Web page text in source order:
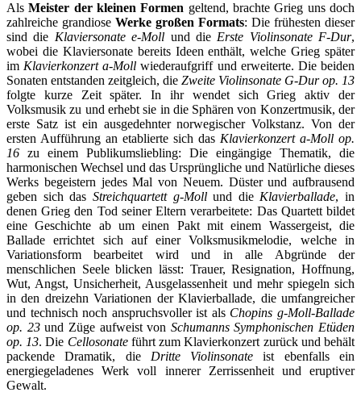
AlsMeister der kleinen Formen geltend, brachte Grieg uns doch
zahlreiche grandiose Werke großen Formats: Die frühesten dieser
sind die Klaviersonate e-Moll und dieErste Violinsonate F-Dur,
wobei die Klaviersonate bereits Ideen enthält, welche Grieg später
imKlavierkonzert a-Moll wiederaufgriff und erweiterte. Die beiden
Sonaten entstanden zeitgleich, die Zweite Violinsonate G-Dur op. 13
folgte kurze Zeit später. In ihr wendet sich Grieg aktiv der
Volksmusik zu und erhebt sie in die Sphären von Konzertmusik, der
erste Satz ist ein ausgedehnter norwegischer Volkstanz. Von der
ersten Aufführung an etablierte sich das Klavierkonzert a-Moll op.
16 zu einem Publikumsliebling: Die eingängige Thematik, die
harmonischen Wechsel und das Ursprüngliche und Natürliche dieses
Werks begeistern jedes Mal von Neuem. Düster und aufbrausend
geben sich das Streichquartett g-Mollund dieKlavierballade, in
denen Grieg den Tod seiner Eltern verarbeitete: Das Quartett bildet
eine Geschichte ab um einen Pakt mit einem Wassergeist, die
Ballade errichtet sich auf einer Volksmusikmelodie, welche in
Variationsform bearbeitet wird und in alle Abgründe der
menschlichen Seele blicken lässt: Trauer, Resignation, Hoffnung,
Wut, Angst, Unsicherheit, Ausgelassenheit und mehr spiegeln sich
in den dreizehn Variationen der Klavierballade, die umfangreicher
und technisch noch anspruchsvoller ist als Chopins g-Moll-Ballade
op. 23und Züge aufweist von Schumanns Symphonischen Etüden
op. 13. Die Cellosonateführt zum Klavierkonzert zurück und behält
packende Dramatik, die Dritte Violinsonate ist ebenfalls ein
energiegeladenes Werk voll innerer Zerrissenheit und eruptiver
Gewalt.